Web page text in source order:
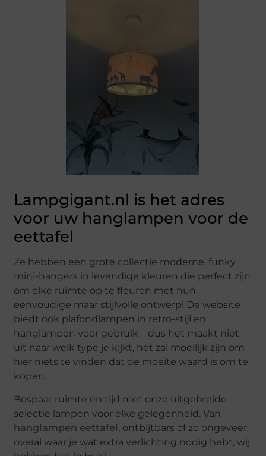
Lampgigant.nl is het adres
voor uw hanglampen voor de
eettafel
Ze hebben een grote collectie moderne, funky
mini-hangers in levendige kleuren die perfect zijn
om elke ruimte op te fleuren met hun
eenvoudige maar stijlvolle ontwerp! De website
biedt ook plafondlampen in retro-stijl en
hanglampen voor gebruik – dus het maakt niet
uit naar welk type je kijkt, het zal moeilijk zijn om
hier niets te vinden dat de moeite waard is om te
kopen.
Bespaar ruimte en tijd met onze uitgebreide
selectie lampen voor elke gelegenheid. Van
hanglampen eettafel, ontbijtbars of zo ongeveer
overal waar je wat extra verlichting nodig hebt, wij